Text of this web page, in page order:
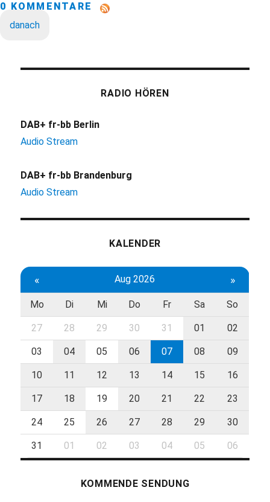
0 KOMMENTARE
danach
RADIO HÖREN
DAB+ fr-bb Berlin
Audio Stream
DAB+ fr-bb Brandenburg
Audio Stream
KALENDER
« Aug 2026 »
Mo Di Mi Do Fr Sa So
27 28 29 30 31 01 02
03 04 05 06 07 08 09
10 11 12 13 14 15 16
17 18 19 20 21 22 23
24 25 26 27 28 29 30
31 01 02 03 04 05 06
KOMMENDE SENDUNG